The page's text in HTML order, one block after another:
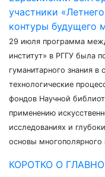
участники
контуры будущего
29 июля программа
институт» в РГГУ была
гуманитарного знания в
технологические
фондов Научной
применению
исследованиях и
основы многополярного
КОРОТКО О